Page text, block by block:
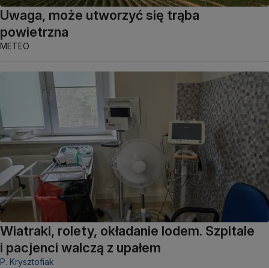
Uwaga, może utworzyć się trąba
powietrzna
METEO
Wiatraki, rolety, okładanie lodem. Szpitale
i pacjenci walczą z upałem
P. Krysztofiak